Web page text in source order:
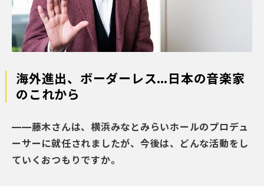
海外進出、ボーダーレス…日本の音楽家
のこれから
——藤木さんは、横浜みなとみらいホールのプロデュ
ーサーに就任されましたが、今後は、どんな活動をし
ていくおつもりですか。